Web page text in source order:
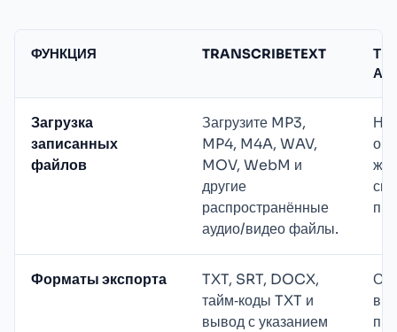
ФУНКЦИЯ TRANSCRIBETEXT
Загрузка
записанных
файлов
Загрузите MP3,
MP4, M4A, WAV,
MOV, WebM и
другие
распространённые
аудио/видео файлы.
Форматы экспорта
TXT, SRT, DOCX,
тайм‑коды TXT и
вывод с указанием
в